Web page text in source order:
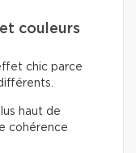
couleurs
chic parce
haut de
cohérence